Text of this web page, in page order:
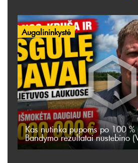
Augalininkystė
Kas nutinka pupoms po 100 %
Bandymo rezultatai nustebino